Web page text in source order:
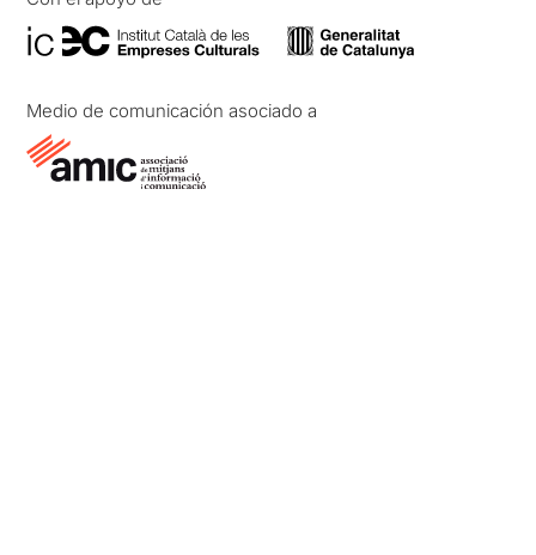
Medio de comunicación asociado a